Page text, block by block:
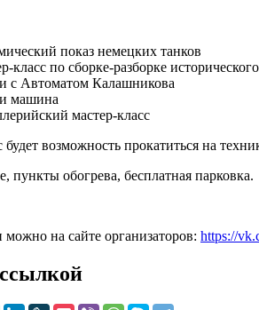
показ немецких танков
класс по сборке-разборке
с Автоматом Калашникова
машина
мастер-класс
возможность прокатиться на
пункты обогрева, бесплатная парковка.
можно на сайте организаторов: https://